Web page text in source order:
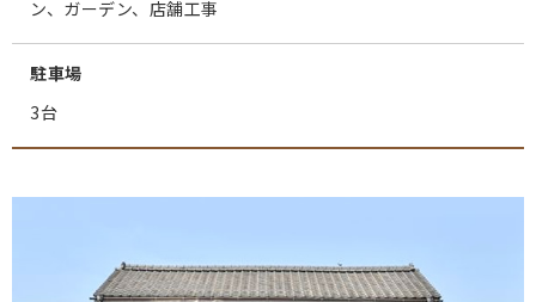
ン、ガーデン、店舗工事
駐車場
3台